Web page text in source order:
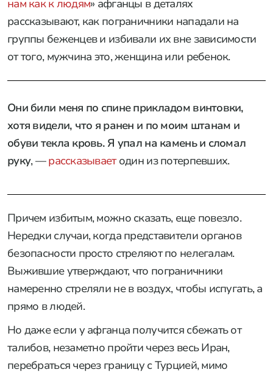
нам как к людям» афганцы в деталях
рассказывают, как пограничники нападали на
группы беженцев и избивали их вне зависимости
от того, мужчина это, женщина или ребенок.
Они били меня по спине прикладом винтовки,
хотя видели, что я ранен и по моим штанам и
обуви текла кровь. Я упал на камень и сломал
руку, —рассказываетодин из потерпевших.
Причем избитым, можно сказать, еще повезло.
Нередки случаи, когда представители органов
безопасности просто стреляют по нелегалам.
Выжившие утверждают, что пограничники
намеренно стреляли не в воздух, чтобы испугать, а
прямо в людей.
Но даже если у афганца получится сбежать от
талибов, незаметно пройти через весь Иран,
перебраться через границу с Турцией, мимо